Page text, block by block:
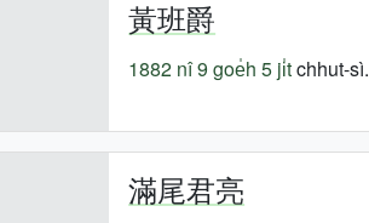
黃班爵
1882 nî9 goe̍h 5 ji̍tchhut-sì.
滿尾君亮